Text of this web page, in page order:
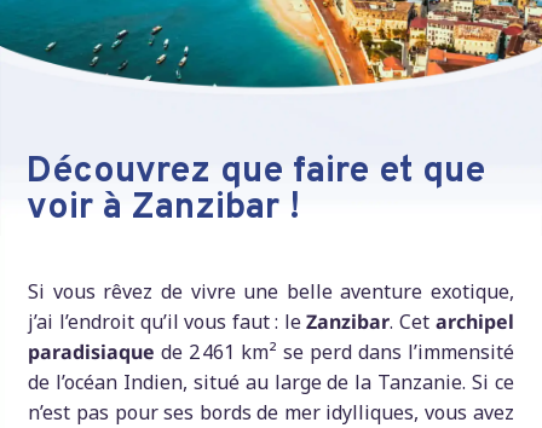
Découvrez que faire et que
voir à Zanzibar !
Si vous rêvez de vivre une belle aventure exotique,
j’ai l’endroit qu’il vous faut : leZanzibar. Cet archipel
paradisiaque de 2 461 km² se perd dans l’immensité
de l’océan Indien, situé au large de la Tanzanie. Si ce
n’est pas pour ses bords de mer idylliques, vous avez